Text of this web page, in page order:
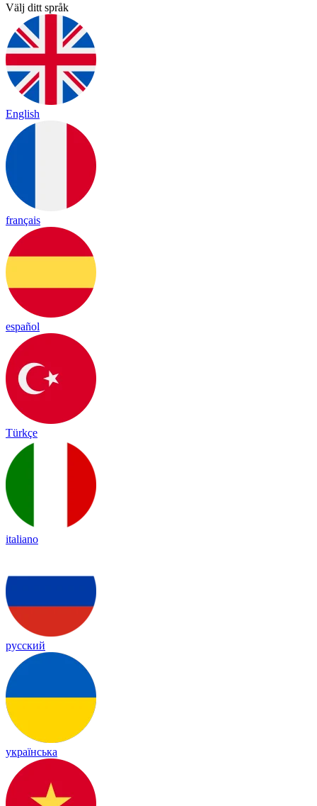
Välj ditt språk
English
français
español
Türkçe
italiano
русский
українська